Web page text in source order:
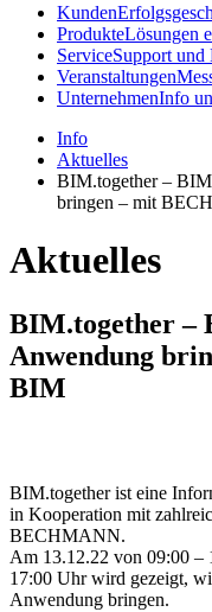
Kunden
ProdukteLösungen
ServiceSupport und
Veranstaltungen
UnternehmenInfo
Info
Aktuelles
BIM.together –
bringen – mit
Aktuelles
BIM.together –
Anwendung
BIM
BIM.together ist eine
in Kooperation mit
BECHMANN.
Am 13.12.22 von 09:00 –
17:00 Uhr wird gezeigt,
Anwendung bringen.